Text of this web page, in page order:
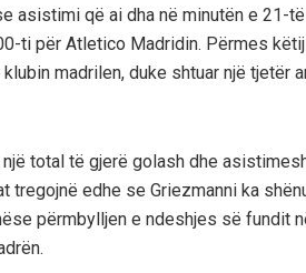
asistimi që ai dha në minutën e 21-
ti për Atletico Madridin. Përmes
madrilen, duke shtuar një tjetër
një total të gjerë golash dhe
tregojnë edhe se Griezmanni ka
përmbylljen e ndeshjes së fundit